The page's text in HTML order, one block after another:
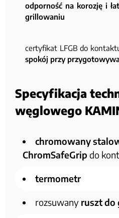
odporność na korozję i
grillowaniu
certyfikat LFGB do
spokój przy
Specyfikacja
węglowego
chromowany
ChromSafeGrip do
termometr
rozsuwany ruszt do